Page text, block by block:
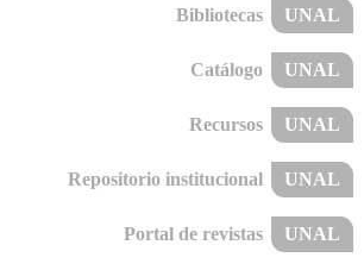
Bibliotecas UNAL
Catálogo UNAL
Recursos UNAL
Repositorio institucional UNAL
Portal de revistas UNAL